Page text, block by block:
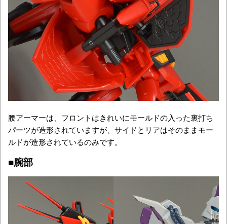
腰アーマーは、フロントはきれいにモールドの入った裏打ち
パーツが造形されていますが、サイドとリアはそのままモー
ルドが造形されているのみです。
■腕部